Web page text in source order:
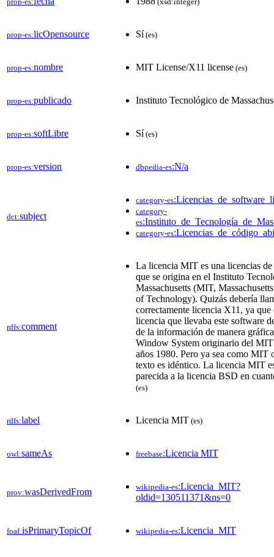
prop-es:licOpensource Sí (es)
prop-es:nombre MIT License/X11 license (es)
prop-es:publicado Instituto Tecnológico de
prop-es:softLibre Sí (es)
prop-es:version dbpedia-es:N/a
dct:subject
category-es
category-
es
category-es
rdfs:comment
La licencia MIT es una licencias
que se origina en el Instituto
Massachusetts (MIT,
of Technology). Quizás debería
correctamente licencia X11, ya que
licencia que llevaba este software
de la información de manera
Window System originario del
años 1980. Pero ya sea como MIT
texto es idéntico. La licencia MIT
parecida a la licencia BSD​ en
(es)
rdfs:label Licencia MIT (es)
owl:sameAs freebase:Licencia MIT
prov:wasDerivedFrom wikipedia-es:Licencia_MIT?
oldid=130511371&ns=0
foaf:isPrimaryTopicOf wikipedia-es:Licencia_MIT